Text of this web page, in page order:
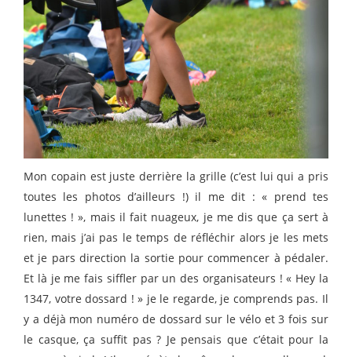
Mon copain est juste derrière la grille (c’est lui qui a pris
toutes les photos d’ailleurs !) il me dit : « prend tes
lunettes ! », mais il fait nuageux, je me dis que ça sert à
rien, mais j’ai pas le temps de réfléchir alors je les mets
et je pars direction la sortie pour commencer à pédaler.
Et là je me fais siffler par un des organisateurs ! « Hey la
1347, votre dossard ! » je le regarde, je comprends pas. Il
y a déjà mon numéro de dossard sur le vélo et 3 fois sur
le casque, ça suffit pas ? Je pensais que c’était pour la